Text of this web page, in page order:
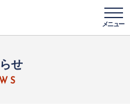
メニュー
せ